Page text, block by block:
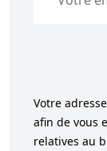
Votre
afin de vous
relatives au